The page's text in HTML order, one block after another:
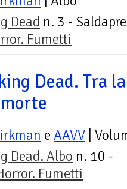
Dead n. 3 -
Fumetti
Dead. Tra la
e AAVV |
Dead. Albo n. 10 -
Fumetti